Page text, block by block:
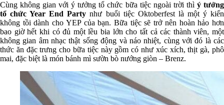
Cùng không gian với ý tưởng tổ chức bữa tiệc ngoài trời thì ý tưởng
tổ chức Year End Party như buổi tiệc Oktoberfest là một ý kiến
không tồi dành cho YEP của bạn. Bữa tiệc sẽ trở nên hoàn hảo hơn
bao giờ hết khi có đủ một lều bia lớn cho tất cả các thành viên, một
không gian âm nhạc thật sống động và náo nhiệt, cùng với đó là các
thức ăn đặc trưng cho bữa tiệc này gồm có như xúc xích, thịt gà, phô
mai, đặc biệt là món bánh mì sườn bò nướng giòn – Brenz.